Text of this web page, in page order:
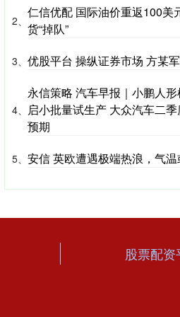
2、
仁信优配 国际油价重返100美
货“掉队”
3、 优股平台 操纵证券市场 方某
4、
永信策略 汽车早报｜小鹏人
启小批量试生产 大众汽车二
预期
5、 安信 英欧遭遇极端热浪，气
股票配资